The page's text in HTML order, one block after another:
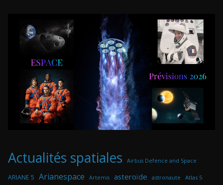
Actualités spatiales Airbus Defence and Space
ARIANE 5 Arianespace Artemis asteroïde astronaute Atlas 5